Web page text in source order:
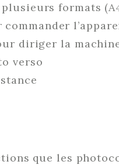
formats
commander
diriger la
verso
que les